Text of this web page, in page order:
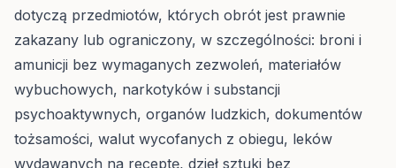
dotyczą przedmiotów, których obrót jest prawnie
zakazany lub ograniczony, w szczególności: broni i
amunicji bez wymaganych zezwoleń, materiałów
wybuchowych, narkotyków i substancji
psychoaktywnych, organów ludzkich, dokumentów
tożsamości, walut wycofanych z obiegu, leków
wydawanych na receptę, dzieł sztuki bez